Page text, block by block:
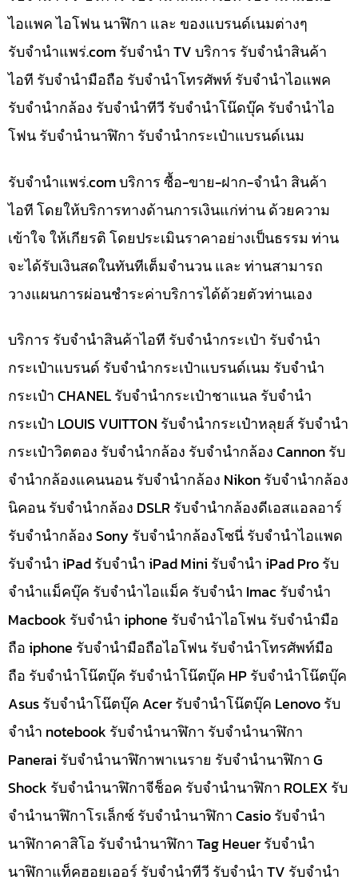
ไอแพค ไอโฟน นาฬิกา และ ของแบรนด์เนมต่างๆ
รับจํานําแพร่.com รับจำนำ TV บริการ รับจำนำสินค้า
ไอที รับจำนำมือถือ รับจำนำโทรศัพท์ รับจำนำไอแพค
รับจำนำกล้อง รับจำนำทีวี รับจำนำโน๊ดบุ๊ค รับจำนำไอ
โฟน รับจำนำนาฬิกา รับจำนำกระเป๋าแบรนด์เนม
รับจํานําแพร่.com บริการ ซื้อ-ขาย-ฝาก-จำนำ สินค้า
ไอที โดยให้บริการทางด้านการเงินแก่ท่าน ด้วยความ
เข้าใจ ให้เกียรติ โดยประเมินราคาอย่างเป็นธรรม ท่าน
จะได้รับเงินสดในทันทีเต็มจำนวน และ ท่านสามารถ
วางแผนการผ่อนชำระค่าบริการได้ด้วยตัวท่านเอง
บริการ รับจำนำสินค้าไอที รับจำนำกระเป๋า รับจำนำ
กระเป๋าแบรนด์ รับจำนำกระเป๋าแบรนด์เนม รับจำนำ
กระเป๋า CHANEL รับจำนำกระเป๋าชาแนล รับจำนำ
กระเป๋า LOUIS VUITTON รับจำนำกระเป๋าหลุยส์ รับจำนำ
กระเป๋าวิตตอง รับจำนำกล้อง รับจำนำกล้อง Cannon รับ
จำนำกล้องแคนนอน รับจำนำกล้อง Nikon รับจำนำกล้อง
นิคอน รับจำนำกล้อง DSLR รับจำนำกล้องดีเอสแอลอาร์
รับจำนำกล้อง Sony รับจำนำกล้องโซนี่ รับจำนำไอแพด
รับจำนำ iPad รับจำนำ iPad Mini รับจำนำ iPad Pro รับ
จำนำแม็คบุ๊ค รับจำนำไอแม็ค รับจำนำ Imac รับจำนำ
Macbook รับจำนำ iphone รับจำนำไอโฟน รับจำนำมือ
ถือ iphone รับจำนำมือถือไอโฟน รับจำนำโทรศัพท์มือ
ถือ รับจำนำโน๊ตบุ๊ค รับจำนำโน๊ตบุ๊ค HP รับจำนำโน๊ตบุ๊ค
Asus รับจำนำโน๊ตบุ๊ค Acer รับจำนำโน๊ตบุ๊ค Lenovo รับ
จำนำ notebook รับจำนำนาฬิกา รับจำนำนาฬิกา
Panerai รับจำนำนาฬิกาพาเนราย รับจำนำนาฬิกา G
Shock รับจำนำนาฬิกาจีช็อค รับจำนำนาฬิกา ROLEX รับ
จำนำนาฬิกาโรเล็กซ์ รับจำนำนาฬิกา Casio รับจำนำ
นาฬิกาคาสิโอ รับจำนำนาฬิกา Tag Heuer รับจำนำ
นาฬิกาแท็คฮอยเออร์ รับจำนำทีวี รับจำนำ TV รับจำนำ